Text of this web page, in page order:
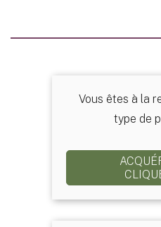
Vous êtes à la
type de